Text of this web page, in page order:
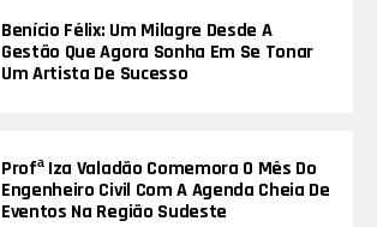
Benício Félix: Um Milagre Desde A
Gestão Que Agora Sonha Em Se Tonar
Um Artista De Sucesso
Profª Iza Valadão Comemora O Mês Do
Engenheiro Civil Com A Agenda Cheia De
Eventos Na Região Sudeste